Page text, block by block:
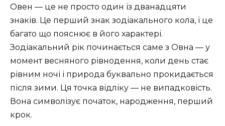
Овен — це не просто один із дванадцяти
знаків. Це перший знак зодіакального кола, і це
багато що пояснює в його характері.
Зодіакальний рік починається саме з Овна — у
момент весняного рівнодення, коли день стає
рівним ночі і природа буквально прокидається
після зими. Ця точка відліку — не випадковість.
Вона символізує початок, народження, перший
крок.